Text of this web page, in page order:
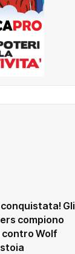
Gli
compiono
contro Wolf